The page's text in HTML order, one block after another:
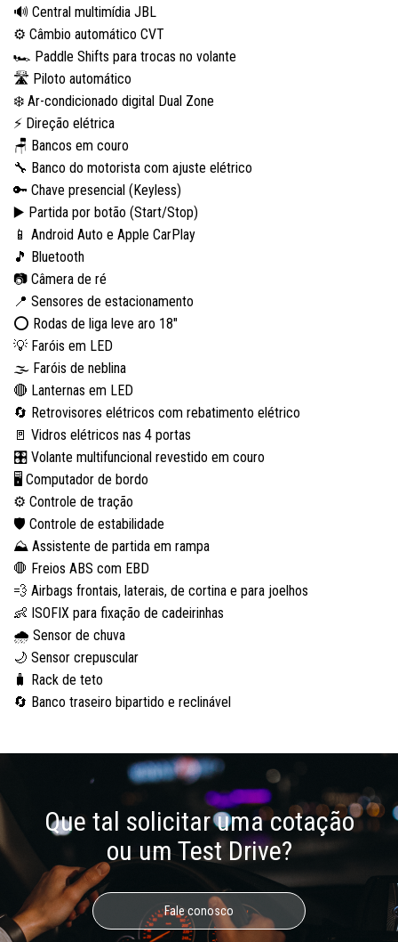
🔊 Central multimídia JBL
⚙️ Câmbio automático CVT
🏎️ Paddle Shifts para trocas no volante
🛣️ Piloto automático
❄️ Ar-condicionado digital Dual Zone
⚡ Direção elétrica
🪑 Bancos em couro
🔧 Banco do motorista com ajuste elétrico
🔑 Chave presencial (Keyless)
▶️ Partida por botão (Start/Stop)
📱 Android Auto e Apple CarPlay
🎵 Bluetooth
📷 Câmera de ré
📍 Sensores de estacionamento
⭕ Rodas de liga leve aro 18″
💡 Faróis em LED
🌫️ Faróis de neblina
🔴 Lanternas em LED
🔄 Retrovisores elétricos com rebatimento elétrico
🚪 Vidros elétricos nas 4 portas
🎛️ Volante multifuncional revestido em couro
🖥️ Computador de bordo
⚙️ Controle de tração
🛡️ Controle de estabilidade
⛰️ Assistente de partida em rampa
🛑 Freios ABS com EBD
💨 Airbags frontais, laterais, de cortina e para joelhos
👶 ISOFIX para fixação de cadeirinhas
🌧️ Sensor de chuva
🌙 Sensor crepuscular
🧳 Rack de teto
🔄 Banco traseiro bipartido e reclinável
Que tal solicitar uma cotação
ou um Test Drive?
Fale conosco